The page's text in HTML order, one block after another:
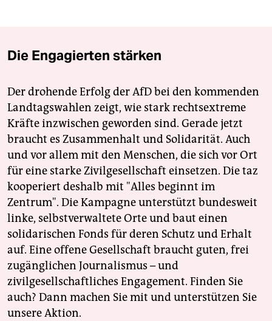
Die Engagierten stärken
Der drohende Erfolg der AfD bei den kommenden
Landtagswahlen zeigt, wie stark rechtsextreme
Kräfte inzwischen geworden sind. Gerade jetzt
braucht es Zusammenhalt und Solidarität. Auch
und vor allem mit den Menschen, die sich vor Ort
für eine starke Zivilgesellschaft einsetzen. Die taz
kooperiert deshalb mit "Alles beginnt im
Zentrum". Die Kampagne unterstützt bundesweit
linke, selbstverwaltete Orte und baut einen
solidarischen Fonds für deren Schutz und Erhalt
auf. Eine offene Gesellschaft braucht guten, frei
zugänglichen Journalismus – und
zivilgesellschaftliches Engagement. Finden Sie
auch? Dann machen Sie mit und unterstützen Sie
unsere Aktion.